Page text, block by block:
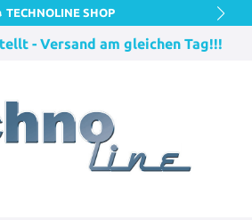
TECHNOLINE SHOP
- Versand am gleichen Tag!!!